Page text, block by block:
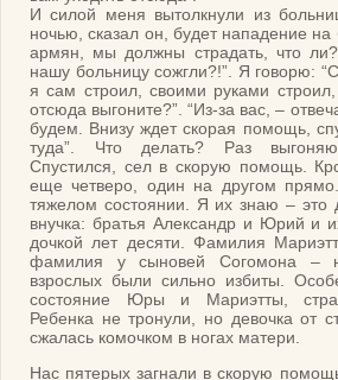
И силой меня вытолкнули из
ночью, сказал он, будет нападение на
армян, мы должны страдать, что
нашу больницу сожгли?!”. Я говорю:
я сам строил, своими руками
отсюда выгоните?”. “Из-за вас, –
будем. Внизу ждет скорая помощь,
туда”. Что делать? Раз
Спустился, сел в скорую помощь.
еще четверо, один на другом
тяжелом состоянии. Я их знаю – это
внучка: братья Александр и Юрий и
дочкой лет десяти. Фамилия
фамилия у сыновей Согомона –
взрослых были сильно избиты.
состояние Юры и Мариэтты,
Ребенка не тронули, но девочка от
сжалась комочком в ногах матери.
Нас пятерых загнали в скорую